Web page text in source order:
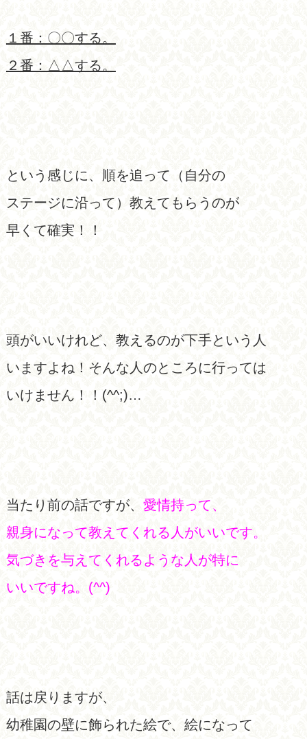
１番：〇〇する。
２番：△△する。
という感じに、順を追って（自分の
ステージに沿って）教えてもらうのが
早くて確実！！
頭がいいけれど、教えるのが下手という人
いますよね！そんな人のところに行っては
いけません！！(^^;)…
当たり前の話ですが、 愛情持って、
親身になって教えてくれる人がいいです。
気づきを与えてくれるような人が特に
いいですね。(^^)
話は戻りますが、
幼稚園の壁に飾られた絵で、絵になって